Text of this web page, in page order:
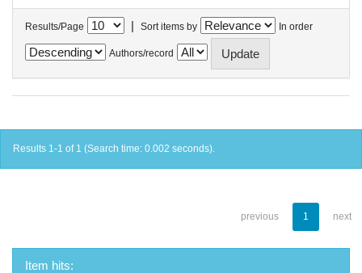
Results/Page | Sort items by In order
Authors/record
Results 1-1 of 1 (Search time: 0.002 seconds).
previous 1 next
Item hits: